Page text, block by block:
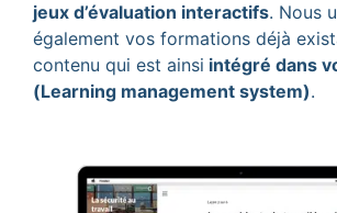
jeux d’évaluation interactifs. Nous
également vos formations déjà
contenu qui est ainsi intégré dans
(Learning management system).